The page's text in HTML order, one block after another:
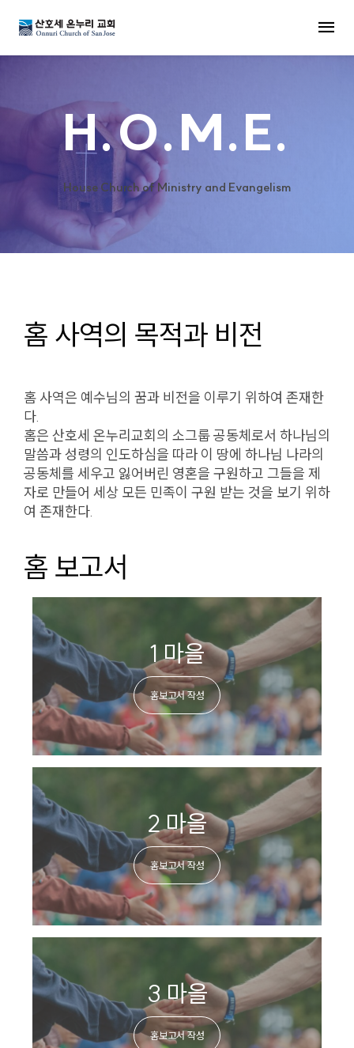
MENU
H.O.M.E.
House Church of Ministry and Evangelism
홈 사역의 목적과 비전
홈 사역은 예수님의 꿈과 비전을 이루기 위하여 존재한
다.
홈은 산호세 온누리교회의 소그룹 공동체로서 하나님의
말씀과 성령의 인도하심을 따라 이 땅에 하나님 나라의
공동체를 세우고 잃어버린 영혼을 구원하고 그들을 제
자로 만들어 세상 모든 민족이 구원 받는 것을 보기 위하
여 존재한다.
홈 보고서
1 마을
홈보고서 작성
2 마을
홈보고서 작성
3 마을
홈보고서 작성